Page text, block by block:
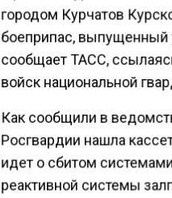
городом Курчатов
боеприпас,
сообщает ТАСС,
войск национальной
Как сообщили в
Росгвардии нашла
идет о сбитом
реактивной системы